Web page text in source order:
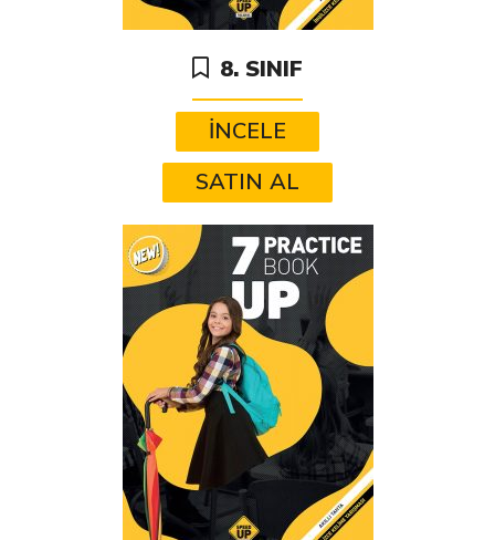
8. SINIF
İNCELE
SATIN AL